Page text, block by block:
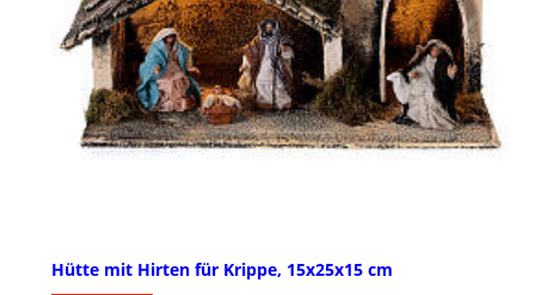
Hütte mit Hirten für Krippe, 15x25x15 cm